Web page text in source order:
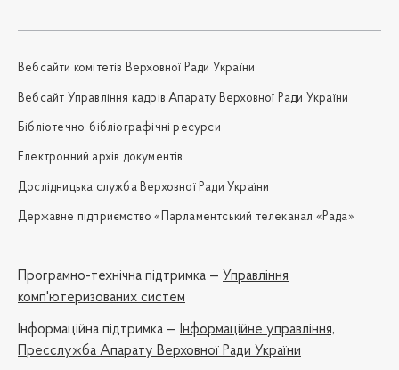
Вебсайти комітетів Верховної Ради України
Вебсайт Управління кадрів Апарату Верховної Ради України
Бібліотечно-бібліографічні ресурси
Електронний архів документів
Дослідницька служба Верховної Ради України
Державне підприємство «Парламентський телеканал «Рада»
Програмно-технічна підтримка — Управління
комп'ютеризованих систем
Iнформаційна підтримка — Інформаційне управління,
Пресслужба Апарату Верховної Ради України